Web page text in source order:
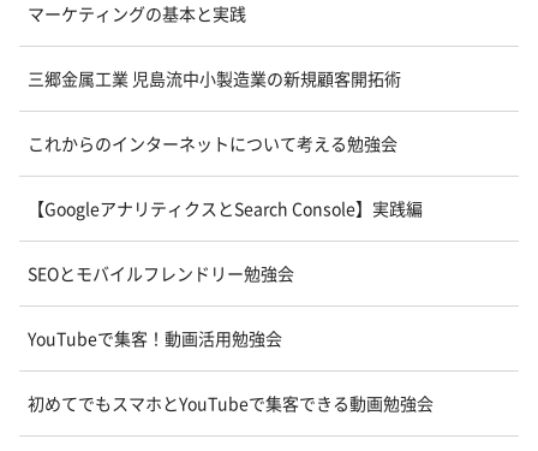
マーケティングの基本と実践
三郷金属工業 児島流中小製造業の新規顧客開拓術
これからのインターネットについて考える勉強会
【GoogleアナリティクスとSearch Console】実践編
SEOとモバイルフレンドリー勉強会
YouTubeで集客！動画活用勉強会
初めてでもスマホとYouTubeで集客できる動画勉強会